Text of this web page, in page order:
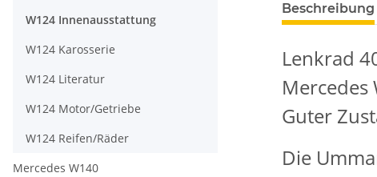
Beschreibung
Lenkrad
Mercedes
Guter
Die
W124 Innenausstattung
W124 Karosserie
W124 Literatur
W124 Motor/Getriebe
W124 Reifen/Räder
Mercedes W140